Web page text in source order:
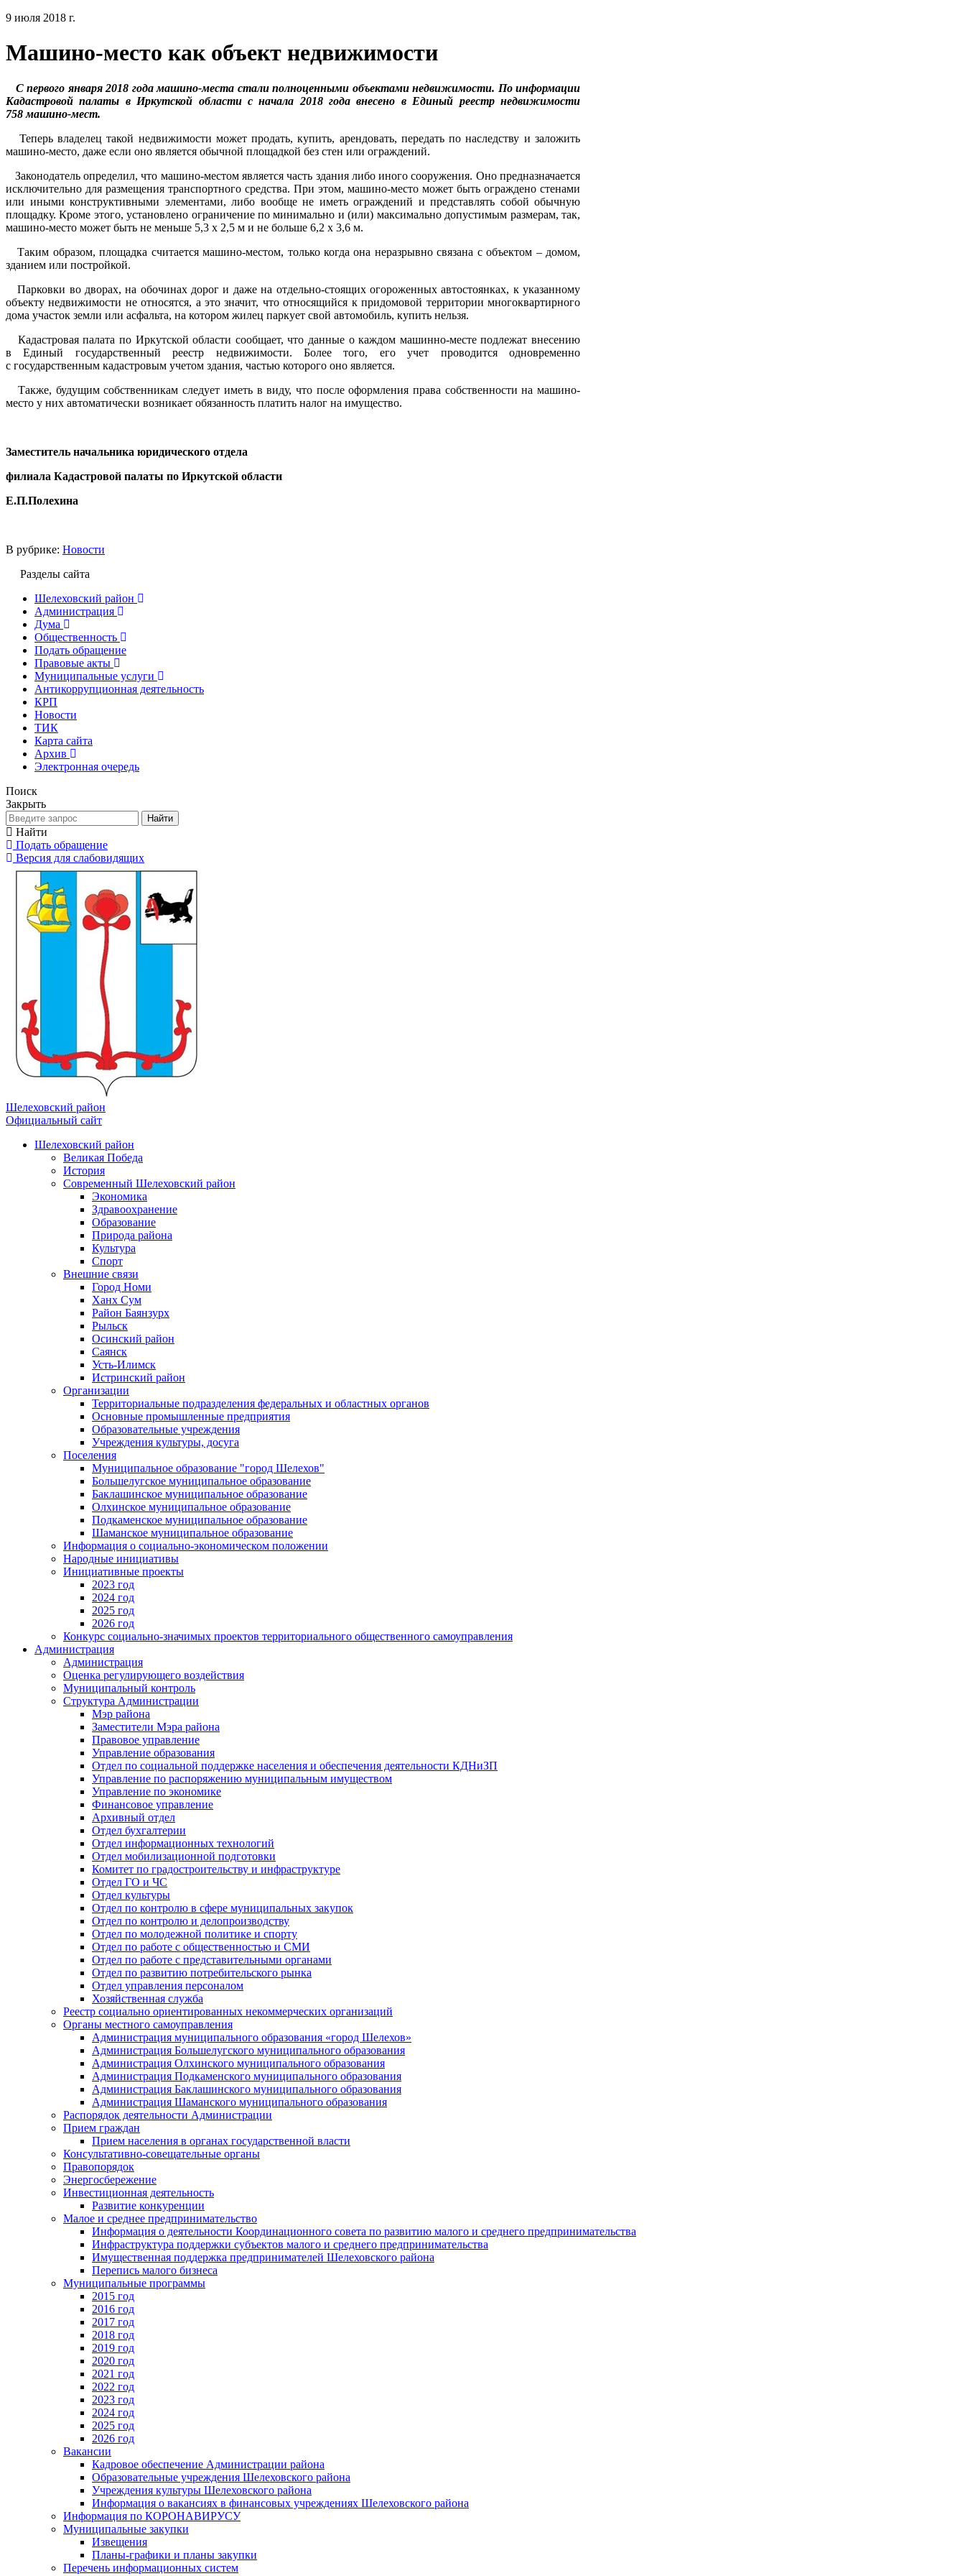
9 июля 2018 г.
Машино-место как объект недвижимости
С первого января 2018 года машино-места стали полноценными объектами недвижимости. По информации
Кадастровой палаты в Иркутской области с начала 2018 года внесено в Единый реестр недвижимости
758 машино-мест.
Теперь владелец такой недвижимости может продать, купить, арендовать, передать по наследству и заложить
машино-место, даже если оно является обычной площадкой без стен или ограждений.
Законодатель определил, что машино-местом является часть здания либо иного сооружения. Оно предназначается
исключительно для размещения транспортного средства. При этом, машино-место может быть ограждено стенами
или иными конструктивными элементами, либо вообще не иметь ограждений и представлять собой обычную
площадку. Кроме этого, установлено ограничение по минимально и (или) максимально допустимым размерам, так,
машино-место может быть не меньше 5,3 x 2,5 м и не больше 6,2 x 3,6 м.
Таким образом, площадка считается машино-местом, только когда она неразрывно связана с объектом – домом,
зданием или постройкой.
Парковки во дворах, на обочинах дорог и даже на отдельно-стоящих огороженных автостоянках, к указанному
объекту недвижимости не относятся, а это значит, что относящийся к придомовой территории многоквартирного
дома участок земли или асфальта, на котором жилец паркует свой автомобиль, купить нельзя.
Кадастровая палата по Иркутской области сообщает, что данные о каждом машинно-месте подлежат внесению
в Единый государственный реестр недвижимости. Более того, его учет проводится одновременно
с государственным кадастровым учетом здания, частью которого оно является.
Также, будущим собственникам следует иметь в виду, что после оформления права собственности на машино-
место у них автоматически возникает обязанность платить налог на имущество.
Заместитель начальника юридического отдела
филиала Кадастровой палаты по Иркутской области
Е.П.Полехина
В рубрике: Новости
Разделы сайта
Шелеховский район
Администрация
Дума
Общественность
Подать обращение
Правовые акты
Муниципальные услуги
Антикоррупционная деятельность
КРП
Новости
ТИК
Карта сайта
Архив
Электронная очередь
Поиск
Закрыть
Найти
Найти
Подать обращение
Версия для слабовидящих
Шелеховский район
Официальный сайт
Шелеховский район
Великая Победа
История
Современный Шелеховский район
Экономика
Здравоохранение
Образование
Природа района
Культура
Спорт
Внешние связи
Город Номи
Ханх Сум
Район Баянзурх
Рыльск
Осинский район
Саянск
Усть-Илимск
Истринский район
Организации
Территориальные подразделения федеральных и областных органов
Основные промышленные предприятия
Образовательные учреждения
Учреждения культуры, досуга
Поселения
Муниципальное образование "город Шелехов"
Большелугское муниципальное образование
Баклашинское муниципальное образование
Олхинское муниципальное образование
Подкаменское муниципальное образование
Шаманское муниципальное образование
Информация о социально-экономическом положении
Народные инициативы
Инициативные проекты
2023 год
2024 год
2025 год
2026 год
Конкурс социально-значимых проектов территориального общественного самоуправления
Администрация
Администрация
Оценка регулирующего воздействия
Муниципальный контроль
Структура Администрации
Мэр района
Заместители Мэра района
Правовое управление
Управление образования
Отдел по социальной поддержке населения и обеспечения деятельности КДНиЗП
Управление по распоряжению муниципальным имуществом
Управление по экономике
Финансовое управление
Архивный отдел
Отдел бухгалтерии
Отдел информационных технологий
Отдел мобилизационной подготовки
Комитет по градостроительству и инфраструктуре
Отдел ГО и ЧС
Отдел культуры
Отдел по контролю в сфере муниципальных закупок
Отдел по контролю и делопроизводству
Отдел по молодежной политике и спорту
Отдел по работе с общественностью и СМИ
Отдел по работе с представительными органами
Отдел по развитию потребительского рынка
Отдел управления персоналом
Хозяйственная служба
Реестр социально ориентированных некоммерческих организаций
Органы местного самоуправления
Администрация муниципального образования «город Шелехов»
Администрация Большелугского муниципального образования
Администрация Олхинского муниципального образования
Администрация Подкаменского муниципального образования
Администрация Баклашинского муниципального образования
Администрация Шаманского муниципального образования
Распорядок деятельности Администрации
Прием граждан
Прием населения в органах государственной власти
Консультативно-совещательные органы
Правопорядок
Энергосбережение
Инвестиционная деятельность
Развитие конкуренции
Малое и среднее предпринимательство
Информация о деятельности Координационного совета по развитию малого и среднего предпринимательства
Инфраструктура поддержки субъектов малого и среднего предпринимательства
Имущественная поддержка предпринимателей Шелеховского района
Перепись малого бизнеса
Муниципальные программы
2015 год
2016 год
2017 год
2018 год
2019 год
2020 год
2021 год
2022 год
2023 год
2024 год
2025 год
2026 год
Вакансии
Кадровое обеспечение Администрации района
Образовательные учреждения Шелеховского района
Учреждения культуры Шелеховского района
Информация о вакансиях в финансовых учреждениях Шелеховского района
Информация по КОРОНАВИРУСУ
Муниципальные закупки
Извещения
Планы-графики и планы закупки
Перечень информационных систем